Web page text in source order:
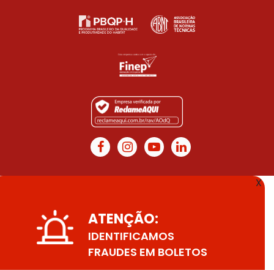
X
ATENÇÃO:
IDENTIFICAMOS
FRAUDES EM BOLETOS